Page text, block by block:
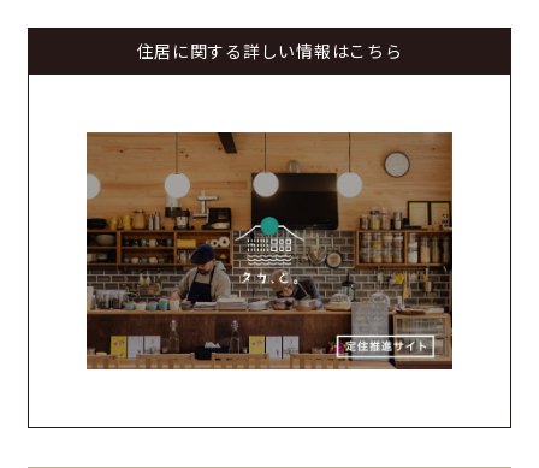
住居に関する詳しい情報はこちら